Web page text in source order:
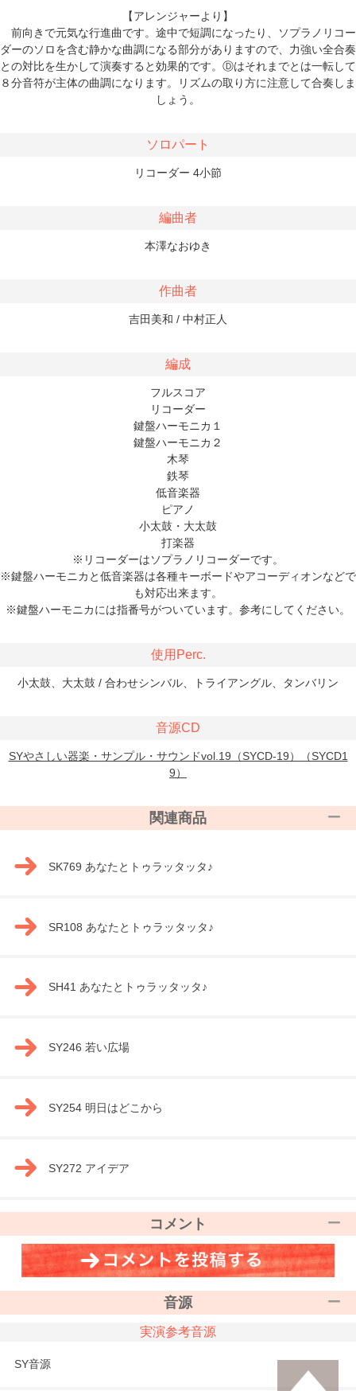
【アレンジャーより】
前向きで元気な行進曲です。途中で短調になったり、ソプラノリコー
ダーのソロを含む静かな曲調になる部分がありますので、力強い全合奏
との対比を生かして演奏すると効果的です。Ⓓはそれまでとは一転して
８分音符が主体の曲調になります。リズムの取り方に注意して合奏しま
しょう。
ソロパート
リコーダー 4小節
編曲者
本澤なおゆき
作曲者
吉田美和 / 中村正人
編成
フルスコア
リコーダー
鍵盤ハーモニカ１
鍵盤ハーモニカ２
木琴
鉄琴
低音楽器
ピアノ
小太鼓・大太鼓
打楽器
※リコーダーはソプラノリコーダーです。
※鍵盤ハーモニカと低音楽器は各種キーボードやアコーディオンなどで
も対応出来ます。
※鍵盤ハーモニカには指番号がついています。参考にしてください。
使用Perc.
小太鼓、大太鼓 / 合わせシンバル、トライアングル、タンバリン
音源CD
SYやさしい器楽・サンプル・サウンドvol.19（SYCD-19）（SYCD1
9）
関連商品
SK769 あなたとトゥラッタッタ♪
SR108 あなたとトゥラッタッタ♪
SH41 あなたとトゥラッタッタ♪
SY246 若い広場
SY254 明日はどこから
SY272 アイデア
コメント
音源
実演参考音源
SY音源